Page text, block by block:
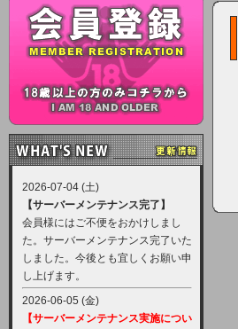
2026-07-04 (土)
【サーバーメンテナンス完了】
会員様にはご不便をおかけしまし
た。サーバーメンテナンス完了いた
しました。今後とも宜しくお願い申
し上げます。
2026-06-05 (金)
【サーバーメンテナンス実施につい